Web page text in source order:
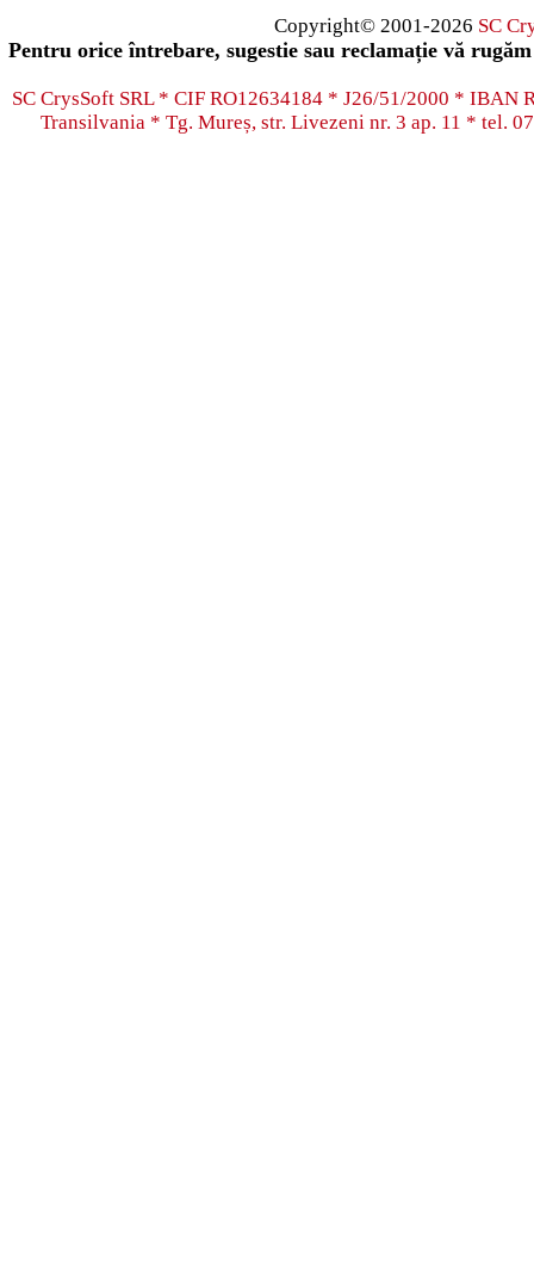
Copyright© 2001-2026 SC
Pentru orice întrebare, sugestie sau reclamație vă
SC CrysSoft SRL * CIF RO12634184 * J26/51/2000 * IBAN
Transilvania * Tg. Mureș, str. Livezeni nr. 3 ap. 11 * tel.